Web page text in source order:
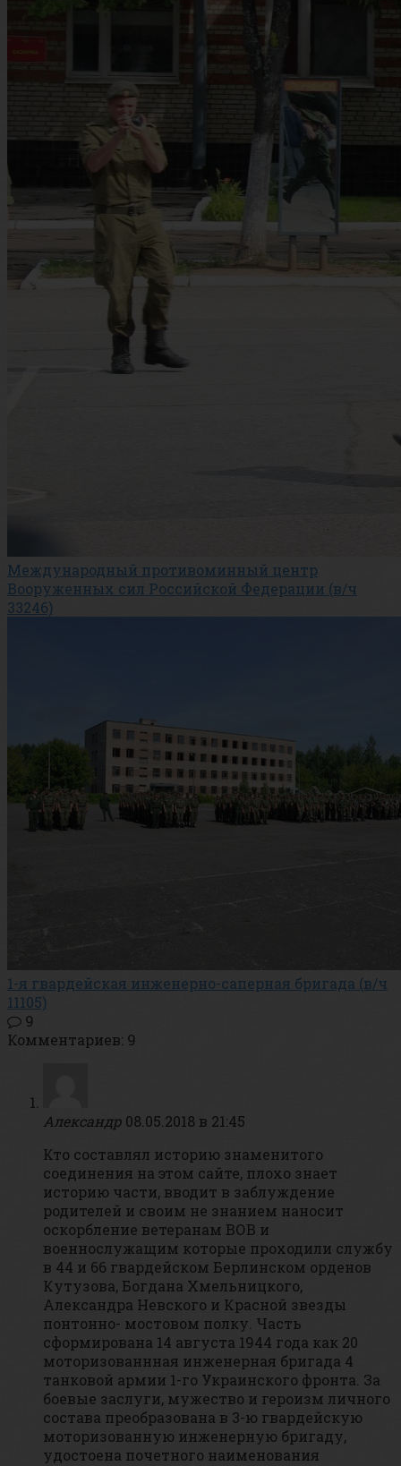
Международный противоминный центр
Вооруженных сил Российской Федерации (в/ч
33246)
1-я гвардейская инженерно-саперная бригада (в/ч
11105)
9
Комментариев: 9
Александр 08.05.2018 в 21:45
Кто составлял историю знаменитого
соединения на этом сайте, плохо знает
историю части, вводит в заблуждение
родителей и своим не знанием наносит
оскорбление ветеранам ВОВ и
военнослужащим которые проходили службу
в 44 и 66 гвардейском Берлинском орденов
Кутузова, Богдана Хмельницкого,
Александра Невского и Красной звезды
понтонно- мостовом полку. Часть
сформирована 14 августа 1944 года как 20
моторизованнная инженерная бригада 4
танковой армии 1-го Украинского фронта. За
боевые заслуги, мужество и героизм личного
состава преобразована в 3-ю гвардейскую
моторизованную инженерную бригаду,
удостоена почетного наименования